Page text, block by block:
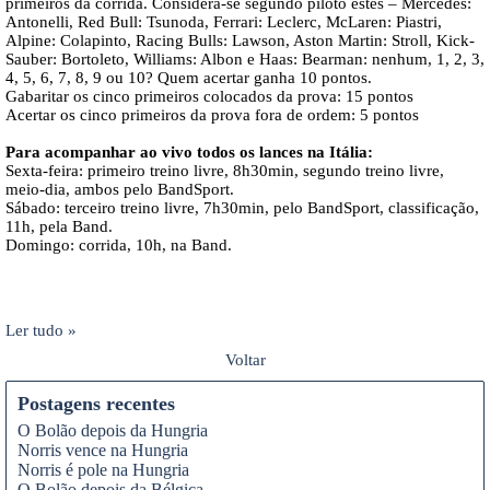
Antonelli, Red Bull: Tsunoda, Ferrari: Leclerc, McLaren: Piastri,
Alpine: Colapinto, Racing Bulls: Lawson, Aston Martin: Stroll, Kick-
Sauber: Bortoleto, Williams: Albon e Haas: Bearman: nenhum, 1, 2, 3,
4, 5, 6, 7, 8, 9 ou 10? Quem acertar ganha 10 pontos.
Gabaritar os cinco primeiros colocados da prova: 15 pontos
Acertar os cinco primeiros da prova fora de ordem: 5 pontos
Para acompanhar ao vivo todos os lances na Itália:
Sexta-feira: primeiro treino livre, 8h30min, segundo treino livre,
meio-dia, ambos pelo BandSport.
Sábado: terceiro treino livre, 7h30min, pelo BandSport, classificação,
11h, pela Band.
Domingo: corrida, 10h, na Band.
Ler tudo »
Voltar
Postagens recentes
O Bolão depois da Hungria
Norris vence na Hungria
Norris é pole na Hungria